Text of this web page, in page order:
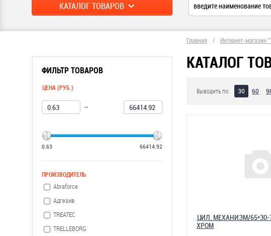
КАТАЛОГ ТОВАРОВ
ФИЛЬТР ТОВАРОВ
ЦЕНА (РУБ.)
—
0.63 66414.92
ПРОИЗВОДИТЕЛЬ
Abraforce
Адгезив
TREATEC
TRELLEBORG
Главная / Интернет-магазин
КАТАЛОГ
Выводить по: 30 60
ЦИЛ. МЕХАНИЗМ/
ХРОМ